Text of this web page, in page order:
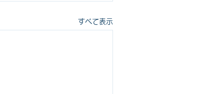
すべて表示